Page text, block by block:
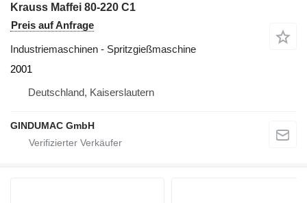
Krauss Maffei 80-220 C1
Preis auf Anfrage
Industriemaschinen - Spritzgießmaschine
2001
Deutschland, Kaiserslautern
GINDUMAC GmbH